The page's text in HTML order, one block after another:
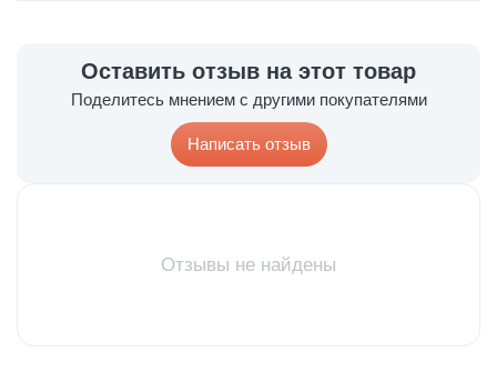
Оставить отзыв на этот товар
Поделитесь мнением с другими покупателями
Написать отзыв
Отзывы не найдены